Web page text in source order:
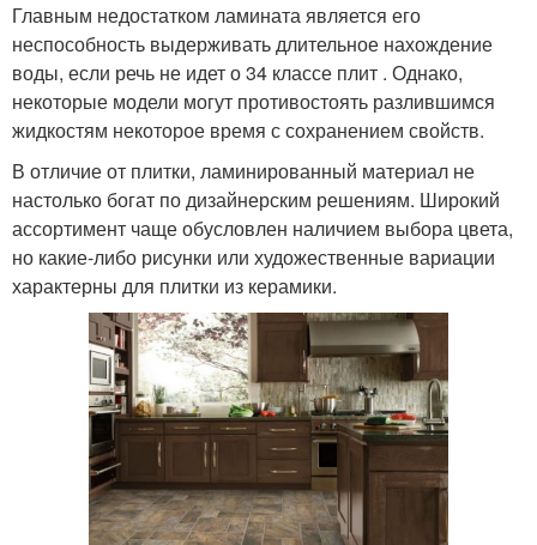
Главным недостатком ламината является его
неспособность выдерживать длительное нахождение
воды, если речь не идет о 34 классе плит . Однако,
некоторые модели могут противостоять разлившимся
жидкостям некоторое время с сохранением свойств.
В отличие от плитки, ламинированный материал не
настолько богат по дизайнерским решениям. Широкий
ассортимент чаще обусловлен наличием выбора цвета,
но какие-либо рисунки или художественные вариации
характерны для плитки из керамики.